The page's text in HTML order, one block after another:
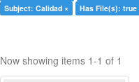
Subject: Calidad ×
Has File(s): true
Now showing items 1-1 of 1